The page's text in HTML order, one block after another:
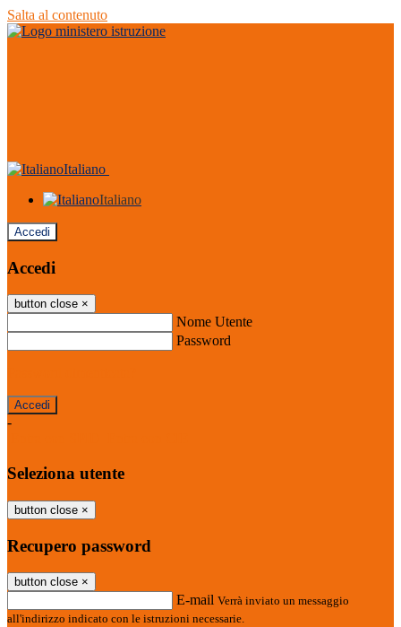
Salta al contenuto
Italiano
Italiano
Accedi
Accedi
button close ×
Nome Utente
Password
-
Seleziona utente
button close ×
Recupero password
button close ×
E-mail Verrà inviato un messaggio
all'indirizzo indicato con le istruzioni necessarie.